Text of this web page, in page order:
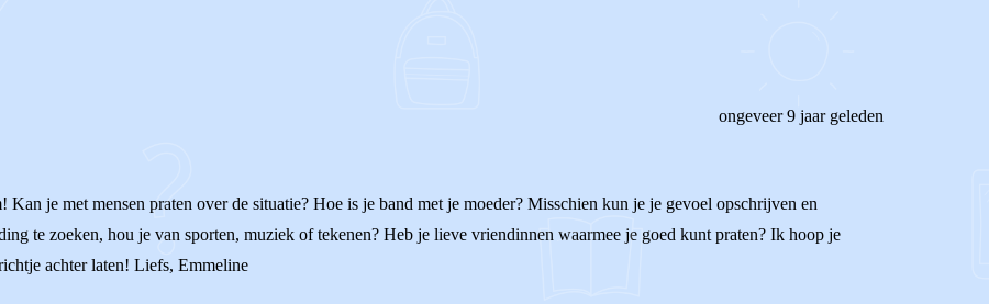
ongeveer 9 jaar geleden
je met mensen praten over de situatie? Hoe is je band met je moeder? Misschien kun je je gevoel opschrijven en
te zoeken, hou je van sporten, muziek of tekenen? Heb je lieve vriendinnen waarmee je goed kunt praten? Ik hoop je
achter laten! Liefs, Emmeline